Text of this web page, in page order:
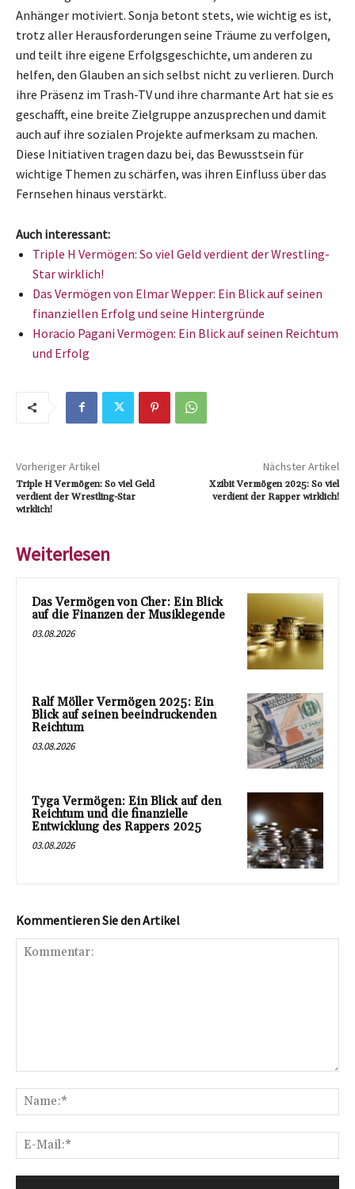
Anhänger motiviert. Sonja betont stets, wie wichtig es ist,
trotz aller Herausforderungen seine Träume zu verfolgen,
und teilt ihre eigene Erfolgsgeschichte, um anderen zu
helfen, den Glauben an sich selbst nicht zu verlieren. Durch
ihre Präsenz im Trash-TV und ihre charmante Art hat sie es
geschafft, eine breite Zielgruppe anzusprechen und damit
auch auf ihre sozialen Projekte aufmerksam zu machen.
Diese Initiativen tragen dazu bei, das Bewusstsein für
wichtige Themen zu schärfen, was ihren Einfluss über das
Fernsehen hinaus verstärkt.
Auch interessant:
Triple H Vermögen: So viel Geld verdient der Wrestling-
Star wirklich!
Das Vermögen von Elmar Wepper: Ein Blick auf seinen
finanziellen Erfolg und seine Hintergründe
Horacio Pagani Vermögen: Ein Blick auf seinen Reichtum
und Erfolg
Vorheriger Artikel
Triple H Vermögen: So viel Geld
verdient der Wrestling-Star
wirklich!
Nächster Artikel
Xzibit Vermögen 2025: So viel
verdient der Rapper wirklich!
Weiterlesen
Das Vermögen von Cher: Ein Blick
auf die Finanzen der Musiklegende
03.08.2026
Ralf Möller Vermögen 2025: Ein
Blick auf seinen beeindruckenden
Reichtum
03.08.2026
Tyga Vermögen: Ein Blick auf den
Reichtum und die finanzielle
Entwicklung des Rappers 2025
03.08.2026
Kommentieren Sie den Artikel